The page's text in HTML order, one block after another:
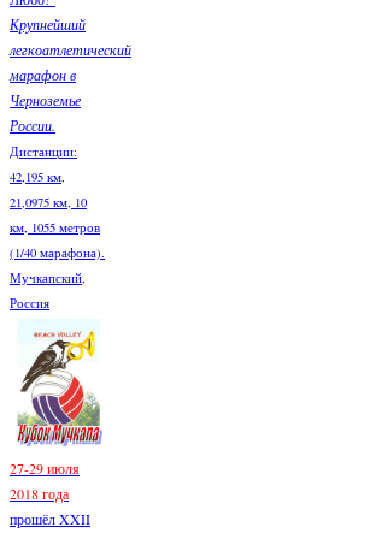
Крупнейший
легкоатлетический
марафон в
Черноземье
России.
Дистанции:
42,195 км,
21,0975 км, 10
км, 1055 метров
(1/40 марафона).
Мучкапский,
Россия
27-29 июля
2018 года
прошёл XXII